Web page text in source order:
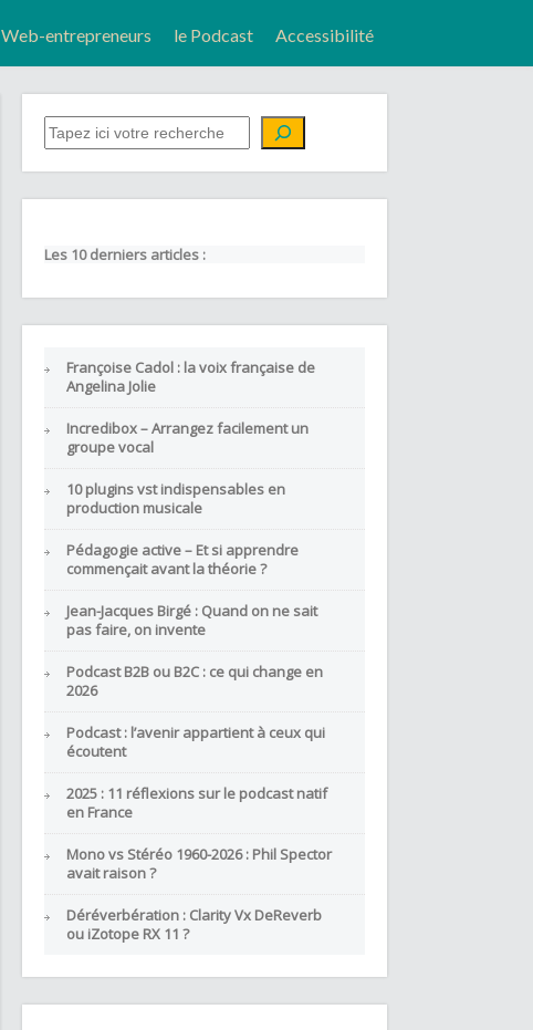
Web-entrepreneurs le Podcast Accessibilité
QUE CHERCHEZ-VOUS ?
Les 10 derniers articles :
Françoise Cadol : la voix française de
Angelina Jolie
Incredibox – Arrangez facilement un
groupe vocal
10 plugins vst indispensables en
production musicale
Pédagogie active – Et si apprendre
commençait avant la théorie ?
Jean-Jacques Birgé : Quand on ne sait
pas faire, on invente
Podcast B2B ou B2C : ce qui change en
2026
Podcast : l’avenir appartient à ceux qui
écoutent
2025 : 11 réflexions sur le podcast natif
en France
Mono vs Stéréo 1960-2026 : Phil Spector
avait raison ?
Déréverbération : Clarity Vx DeReverb
ou iZotope RX 11 ?